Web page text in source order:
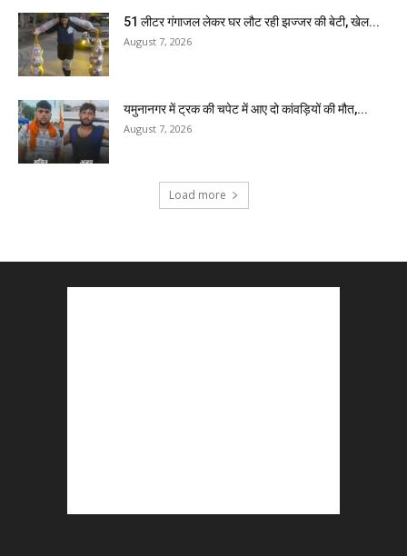
51 लीटर गंगाजल लेकर घर लौट रही झज्जर की बेटी, खेल...
August 7, 2026
यमुनानगर में ट्रक की चपेट में आए दो कांवड़ियों की मौत,...
August 7, 2026
Load more